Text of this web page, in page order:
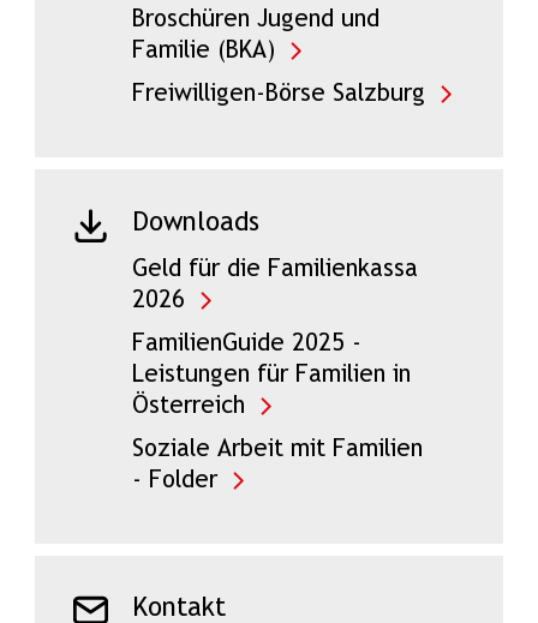
Broschüren Jugend und
Familie (BKA)
Freiwilligen-Börse Salzburg
Downloads
Geld für die Familienkassa
2026
FamilienGuide 2025 -
Leistungen für Familien in
Österreich
Soziale Arbeit mit Familien
- Folder
Kontakt